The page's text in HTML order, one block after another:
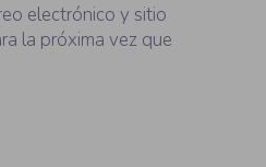
electrónico y sitio
la próxima vez que